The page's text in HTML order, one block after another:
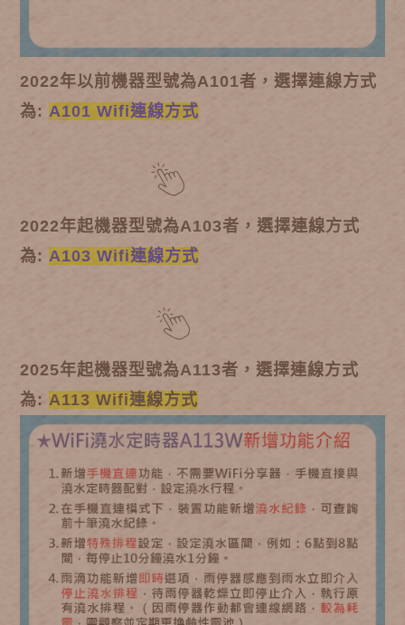
2022年以前機器型號為A101者，選擇連線方式
為:A101 Wifi連線方式
2022年起機器型號為A103者，選擇連線方式
為: A103 Wifi連線方式
2025年起機器型號為A113者，選擇連線方式
為:A113 Wifi連線方式